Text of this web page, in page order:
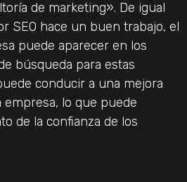
de marketing». De igual
SEO hace un buen trabajo, el
puede aparecer en los
búsqueda para estas
conducir a una mejora
lo que puede
de la confianza de los